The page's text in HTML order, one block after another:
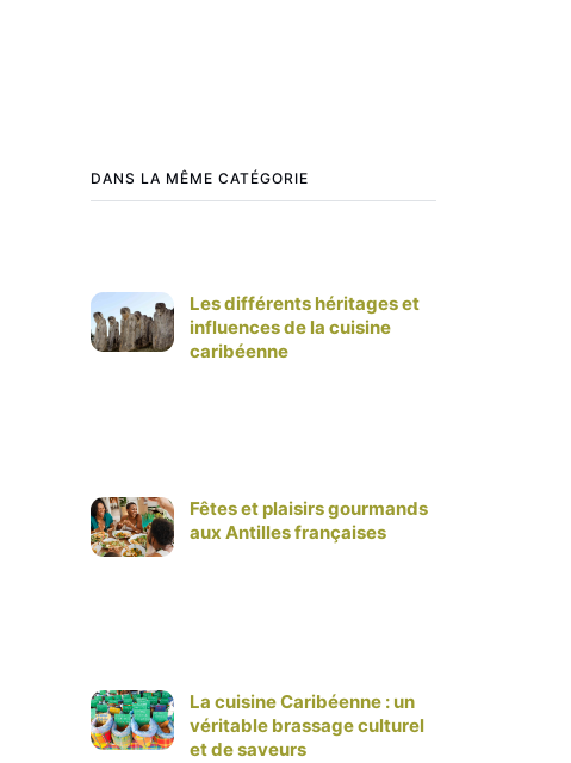
DANS LA MÊME CATÉGORIE
Les différents héritages et
influences de la cuisine
caribéenne
Fêtes et plaisirs gourmands
aux Antilles françaises
La cuisine Caribéenne : un
véritable brassage culturel
et de saveurs